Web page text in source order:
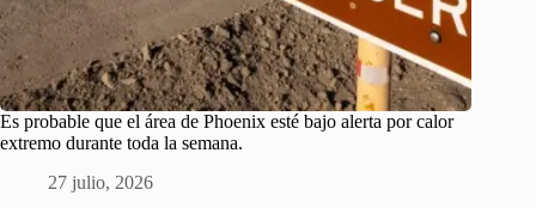
Es probable que el área de Phoenix esté bajo alerta por calor
extremo durante toda la semana.
27 julio, 2026